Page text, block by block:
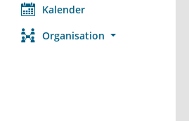
Kalender
Organisation